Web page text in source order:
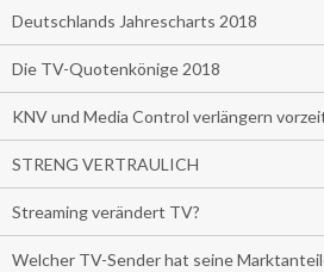
Deutschlands Jahrescharts 2018
Die TV-Quotenkönige 2018
KNV und Media Control verlängern
STRENG VERTRAULICH
Streaming verändert TV?
Welcher TV-Sender hat seine